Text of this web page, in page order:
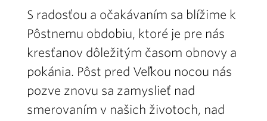
S radosťou a očakávaním sa blížime k
Pôstnemu obdobiu, ktoré je pre nás
kresťanov dôležitým časom obnovy a
pokánia. Pôst pred Veľkou nocou nás
pozve znovu sa zamyslieť nad
smerovaním v našich životoch, nad